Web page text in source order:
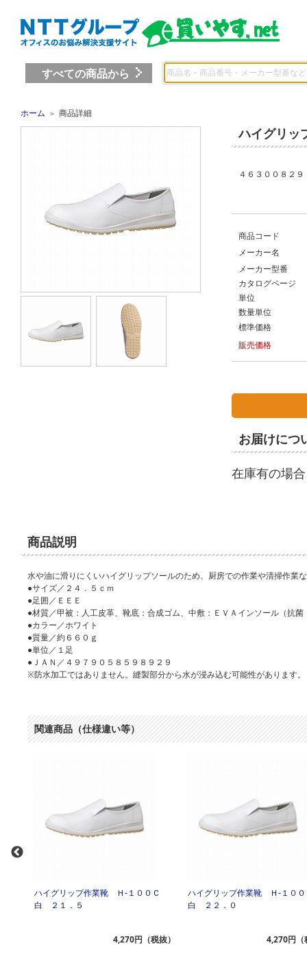
すべての商品から
ホーム ＞ 商品詳細
ハイグリ
４６３００８２
商品コード
メーカー名
メーカー型番
カタログページ
単位
数量単位
標準価格
販売価格
お届けにつ
在庫有の場
商品説明
水や油に滑りにくいハイグリップソールのため、厨房での作業や清掃作
●サイズ／２４．５ｃｍ
●足囲／ＥＥＥ
●材質／甲被：人工皮革、靴底：合成ゴム、中敷：ＥＶＡインソール（抗菌
●カラー／ホワイト
●質量／約６６０ｇ
●単位／１足
●ＪＡＮ／４９７９０５８５９８９２９
※防水加工ではありません。縫製部分から水が浸み込む可能性があります。
関連商品（仕様違い等）
ハイグリップ作業靴 Ｈ‐１００Ｃ
白 ２１．５
4,270円（税抜）
ハイグリップ作業靴 Ｈ‐１０
白 ２２．０
4,270円（